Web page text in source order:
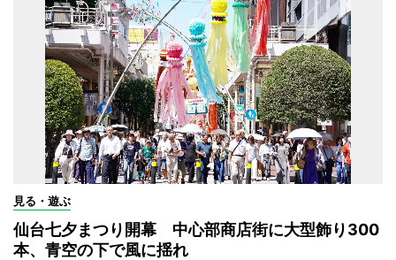
見る・遊ぶ
仙台七夕まつり開幕 中心部商店街に大型飾り300
本、青空の下で風に揺れ